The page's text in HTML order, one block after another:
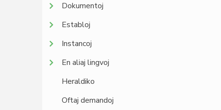
Dokumentoj
Establoj
Instancoj
En aliaj lingvoj
Heraldiko
Oftaj demandoj